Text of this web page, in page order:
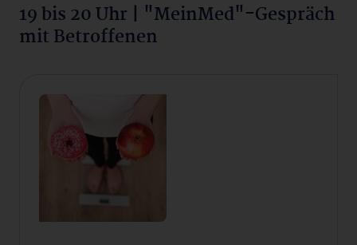
19 bis 20 Uhr | "MeinMed"-Gespräch
mit Betroffenen